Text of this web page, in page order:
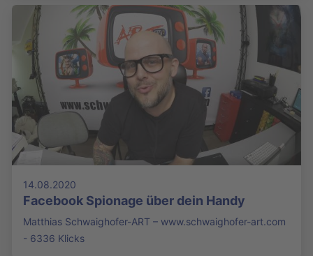
14.08.2020
Facebook Spionage über dein Handy
Matthias Schwaighofer-ART – www.schwaighofer-art.com
- 6336 Klicks